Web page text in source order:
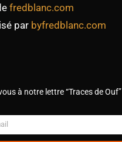
fredblanc.com
par byfredblanc.com
à notre lettre “Traces de Ouf”